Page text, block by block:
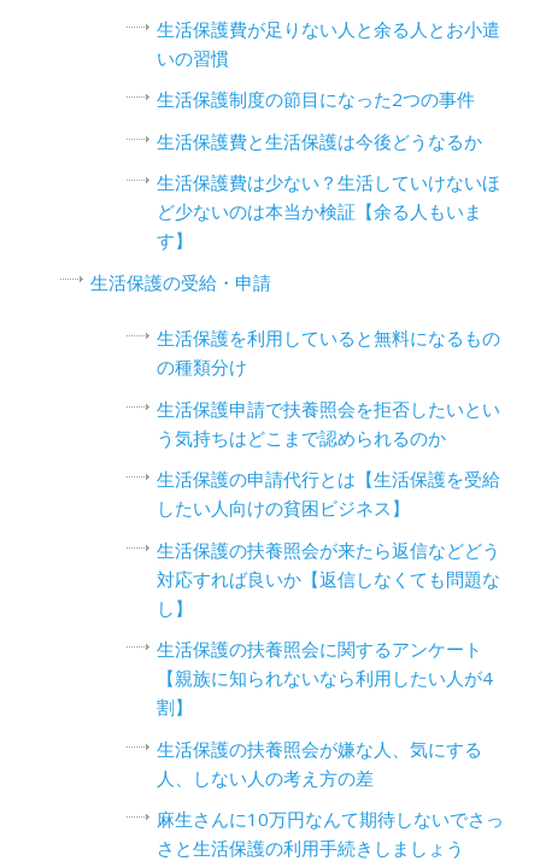
生活保護費が足りない人と余る人とお小遣
いの習慣
生活保護制度の節目になった2つの事件
生活保護費と生活保護は今後どうなるか
生活保護費は少ない？生活していけないほ
ど少ないのは本当か検証【余る人もいま
す】
生活保護の受給・申請
生活保護を利用していると無料になるもの
の種類分け
生活保護申請で扶養照会を拒否したいとい
う気持ちはどこまで認められるのか
生活保護の申請代行とは【生活保護を受給
したい人向けの貧困ビジネス】
生活保護の扶養照会が来たら返信などどう
対応すれば良いか【返信しなくても問題な
し】
生活保護の扶養照会に関するアンケート
【親族に知られないなら利用したい人が4
割】
生活保護の扶養照会が嫌な人、気にする
人、しない人の考え方の差
麻生さんに10万円なんて期待しないでさっ
さと生活保護の利用手続きしましょう